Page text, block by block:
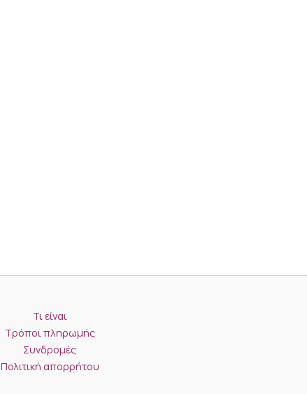
Τι είναι
Τρόποι πληρωμής
Συνδρομές
Πολιτική απορρήτου